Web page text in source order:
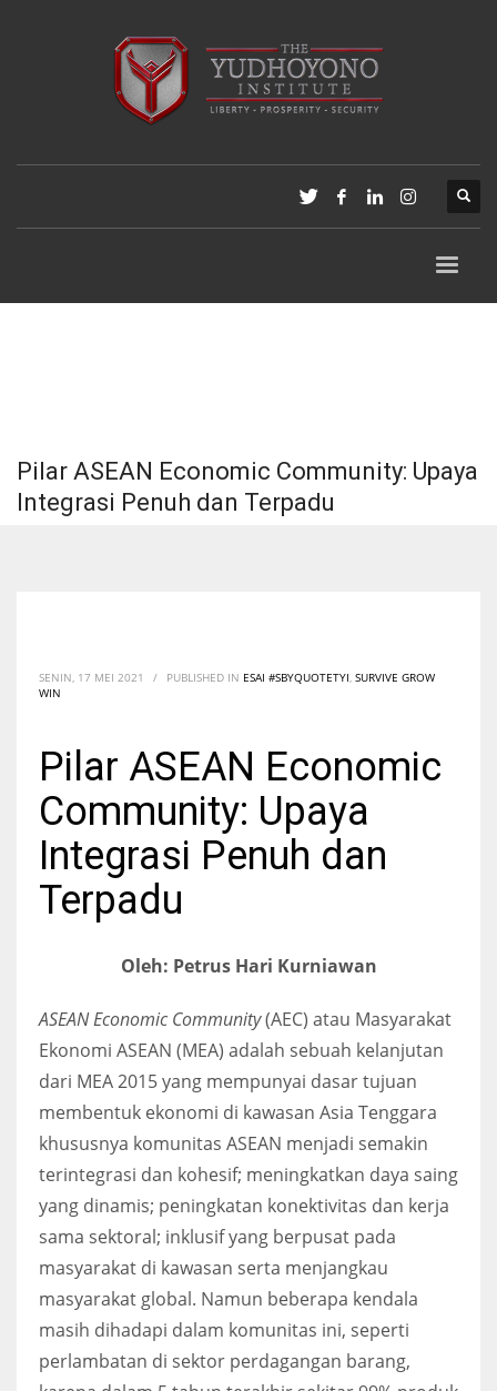
Pilar ASEAN Economic Community: Upaya
Integrasi Penuh dan Terpadu
SENIN, 17 MEI 2021 / PUBLISHED IN ESAI #SBYQUOTETYI SURVIVE GROW
WIN
Pilar ASEAN Economic
Community: Upaya
Integrasi Penuh dan
Terpadu
Oleh: Petrus Hari Kurniawan
ASEAN Economic Community(AEC) atau Masyarakat
Ekonomi ASEAN (MEA) adalah sebuah kelanjutan
dari MEA 2015 yang mempunyai dasar tujuan
membentuk ekonomi di kawasan Asia Tenggara
khususnya komunitas ASEAN menjadi semakin
terintegrasi dan kohesif; meningkatkan daya saing
yang dinamis; peningkatan konektivitas dan kerja
sama sektoral; inklusif yang berpusat pada
masyarakat di kawasan serta menjangkau
masyarakat global. Namun beberapa kendala
masih dihadapi dalam komunitas ini, seperti
perlambatan di sektor perdagangan barang,